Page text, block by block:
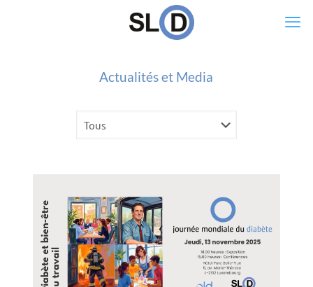
Actualités et Media